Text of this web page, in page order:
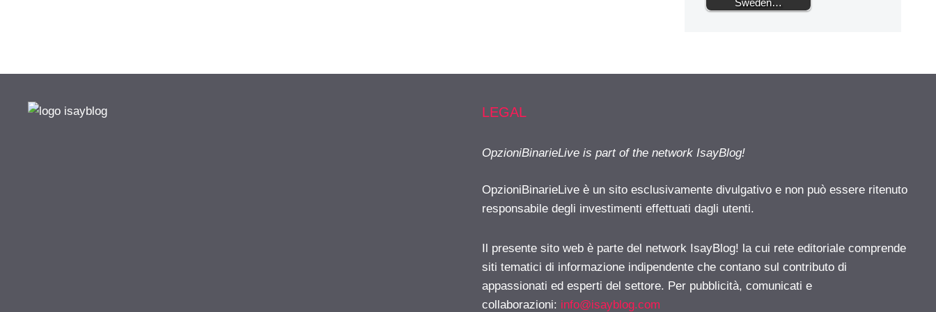
Sweden…
LEGAL
OpzioniBinarieLive is part of the network IsayBlog!
OpzioniBinarieLive è un sito esclusivamente divulgativo e non può essere ritenuto
responsabile degli investimenti effettuati dagli utenti.
Il presente sito web è parte del network IsayBlog! la cui rete editoriale comprende
siti tematici di informazione indipendente che contano sul contributo di
appassionati ed esperti del settore. Per pubblicità, comunicati e
collaborazioni: info@isayblog.com